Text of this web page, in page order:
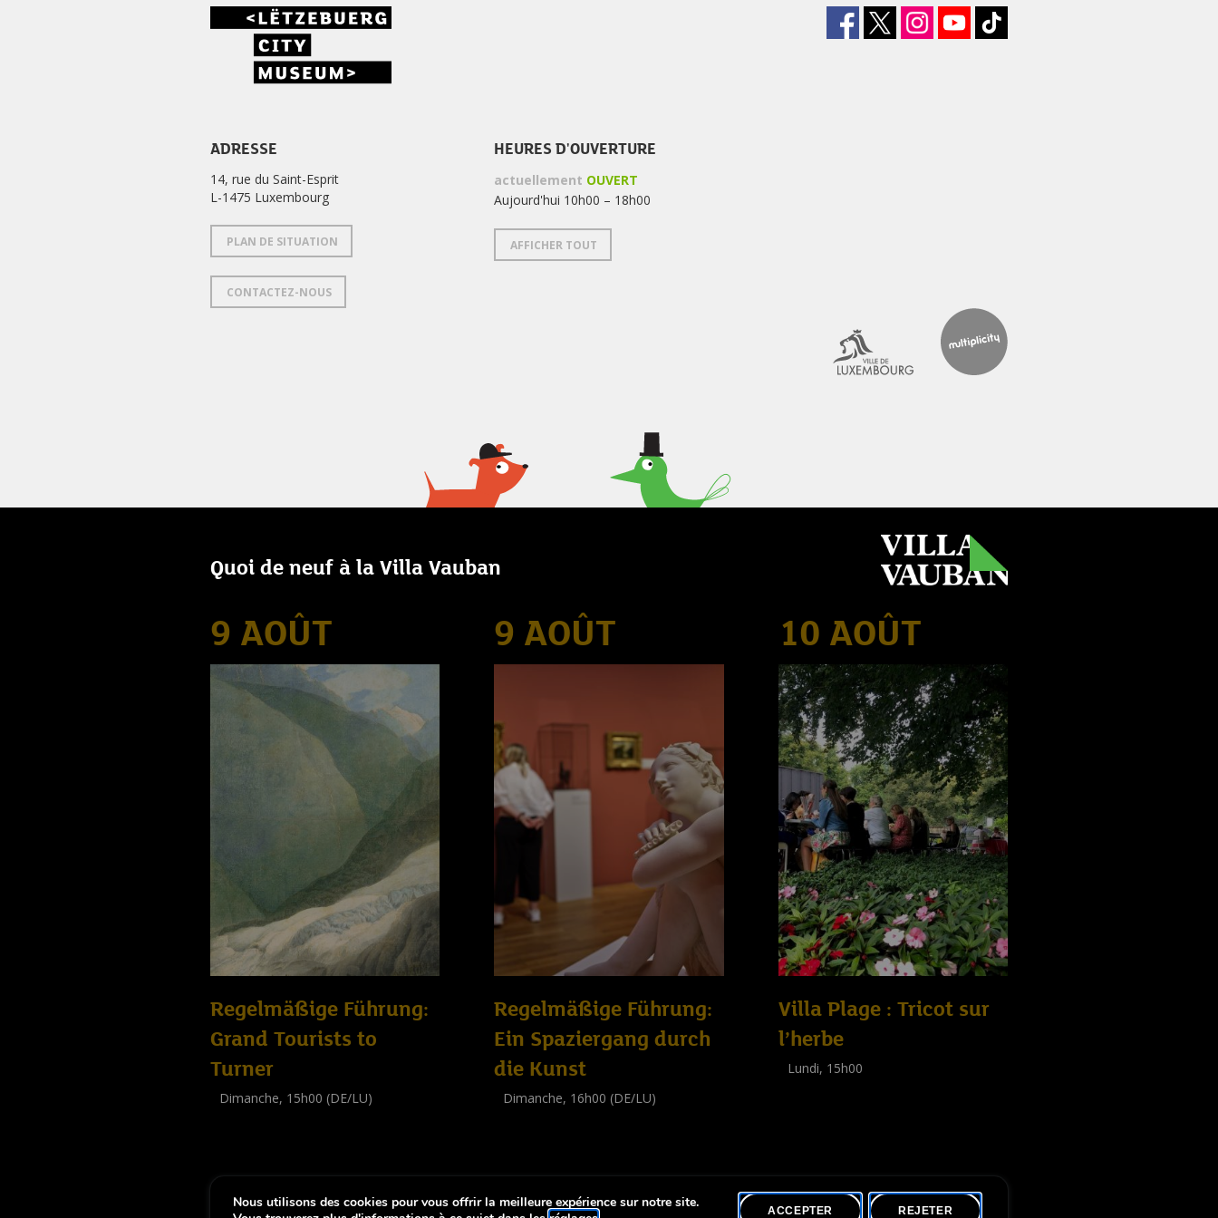
ADRESSE
14, rue du Saint-Esprit
L-1475 Luxembourg
PLAN DE SITUATION
CONTACTEZ-NOUS
HEURES D'OUVERTURE
actuellement OUVERT
Aujourd'hui 10h00 – 18h00
AFFICHER TOUT
Quoi de neuf à la Villa Vauban
9 AOÛT
Regelmäßige Führung:
Grand Tourists to
Turner
Dimanche, 15h00 (DE/LU)
9 AOÛT
Regelmäßige Führung:
Ein Spaziergang durch
die Kunst
Dimanche, 16h00 (DE/LU)
10 AOÛT
Villa Plage : Tricot sur
l’herbe
Lundi, 15h00
Notice légale-Déclaration d’accessibilité
Nous utilisons des cookies pour vous offrir la meilleure expérience sur notre site.
ACCEPTER REJETER